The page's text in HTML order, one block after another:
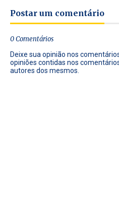
Postar um comentário
0 Comentários
Deixe sua opinião nos
opiniões contidas nos
autores dos mesmos.